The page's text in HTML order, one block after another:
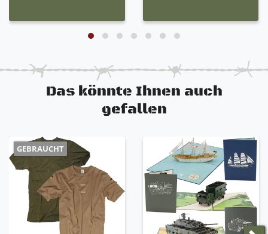
Das könnte Ihnen auch
gefallen
GEBRAUCHT